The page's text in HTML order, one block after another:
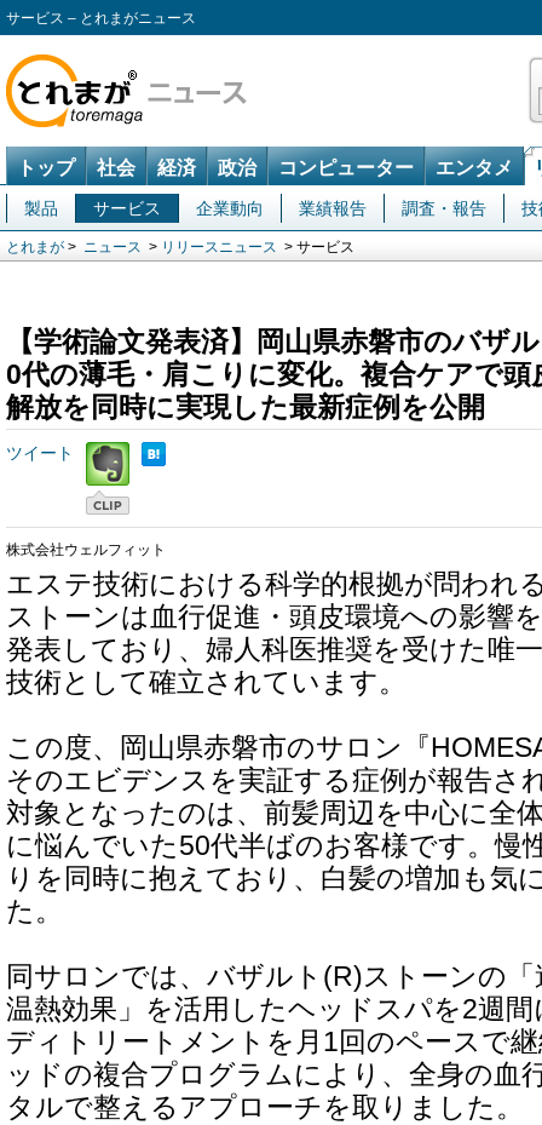
サービス – とれまがニュース
トップ 社会 経済 政治 コンピューター エンタメ
製品 サービス 企業動向 業績報告 調査・報告 技
とれまが > ニュース > リリースニュース > サービス
【学術論文発表済】岡山県赤磐市のバザ
0代の薄毛・肩こりに変化。複合ケアで
解放を同時に実現した最新症例を公開
ツイート
株式会社ウェルフィット
エステ技術における科学的根拠が問われ
ストーンは血行促進・頭皮環境への影響
発表しており、婦人科医推奨を受けた唯
技術として確立されています。
この度、岡山県赤磐市のサロン『
そのエビデンスを実証する症例が報告さ
対象となったのは、前髪周辺を中心に全
に悩んでいた50代半ばのお客様です。慢
りを同時に抱えており、白髪の増加も気
た。
同サロンでは、バザルト(R)ストーンの
温熱効果」を活用したヘッドスパを2週
ディトリートメントを月1回のペースで
ッドの複合プログラムにより、全身の血
タルで整えるアプローチを取りました。